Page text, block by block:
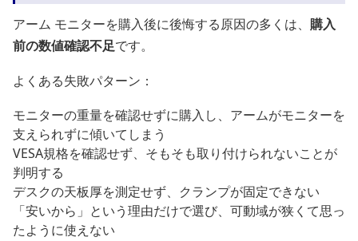
アーム モニターを購入後に後悔する原因の多くは、 購入
前の数値確認不足です。
よくある失敗パターン：
モニターの重量を確認せずに購入し、アームがモニターを
支えられずに傾いてしまう
VESA規格を確認せず、そもそも取り付けられないことが
判明する
デスクの天板厚を測定せず、クランプが固定できない
「安いから」という理由だけで選び、可動域が狭くて思っ
たように使えない